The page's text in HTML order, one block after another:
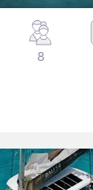
8